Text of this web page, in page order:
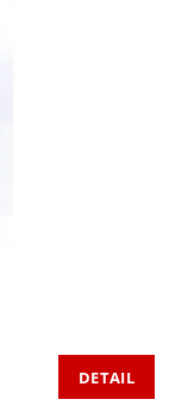
DETAIL